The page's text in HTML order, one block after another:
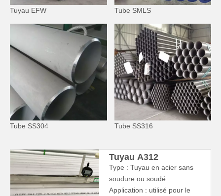
Tuyau EFW Tube SMLS
Tube SS304 Tube SS316
Tuyau A312
Type : Tuyau en acier sans
soudure ou soudé
Application : utilisé pour le